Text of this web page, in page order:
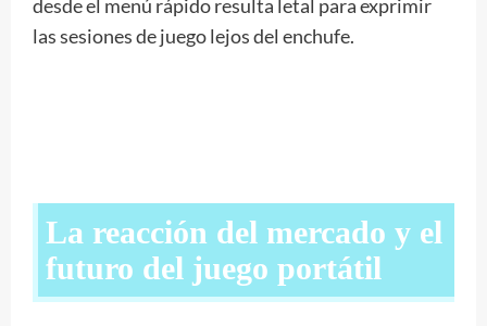
desde el menú rápido resulta letal para exprimir
las sesiones de juego lejos del enchufe.
La reacción del mercado y el
futuro del juego portátil